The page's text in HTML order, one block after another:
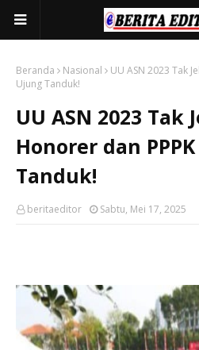
Beranda Nasional
UU ASN 2023 Tak
Ujung Tanduk!
UU ASN 2023 Tak
Honorer dan
Tanduk!
beritaeditor Sabtu, Mei 17, 2025